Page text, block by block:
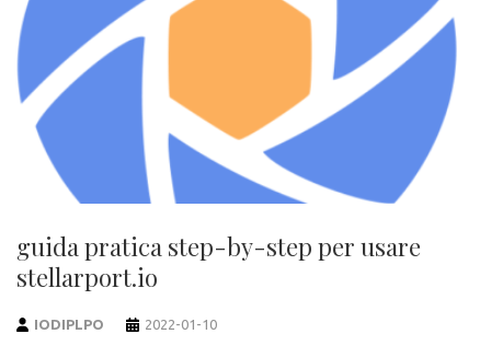
guida pratica step-by-step per usare
stellarport.io
IODIPLPO 2022-01-10